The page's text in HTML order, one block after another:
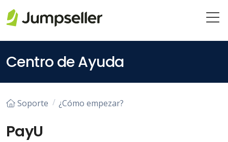
Centro de Ayuda
Soporte ¿Cómo empezar?
PayU